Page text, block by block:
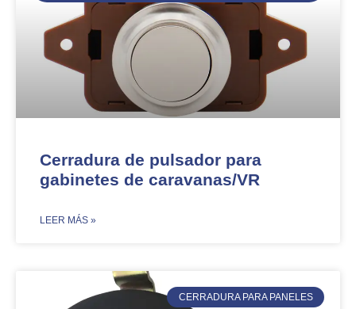
Cerradura de pulsador para
gabinetes de caravanas/VR
​LEER MÁS »
CERRADURA PARA PANELES